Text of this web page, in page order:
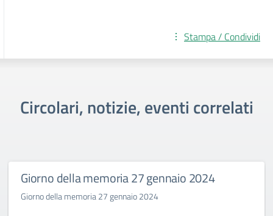
Stampa / Condividi
Circolari, notizie, eventi correlati
Giorno della memoria 27 gennaio 2024
Giorno della memoria 27 gennaio 2024